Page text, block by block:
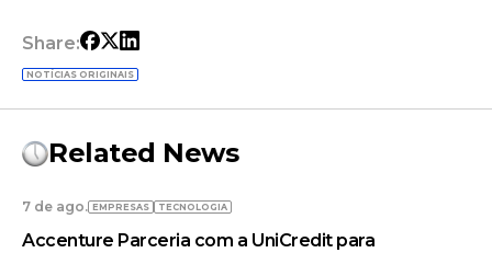
Share:
NOTÍCIAS ORIGINAIS
Related News
7 de ago. EMPRESAS TECNOLOGIA
Accenture Parceria com a UniCredit para